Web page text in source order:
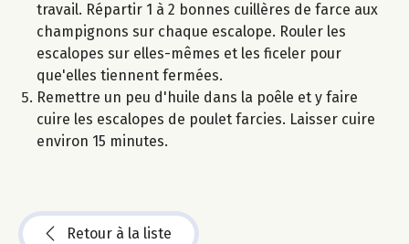
travail. Répartir 1 à 2 bonnes cuillères de farce aux
champignons sur chaque escalope. Rouler les
escalopes sur elles-mêmes et les ficeler pour
que'elles tiennent fermées.
Remettre un peu d'huile dans la poêle et y faire
cuire les escalopes de poulet farcies. Laisser cuire
environ 15 minutes.
Retour à la liste